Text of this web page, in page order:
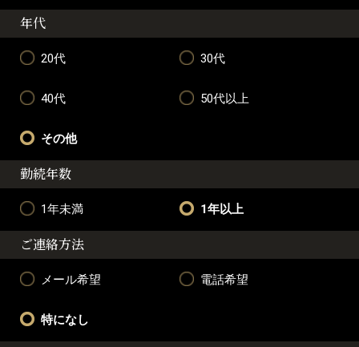
年代
20代 30代
40代 50代以上
その他
勤続年数
1年未満 1年以上
ご連絡方法
メール希望 電話希望
特になし